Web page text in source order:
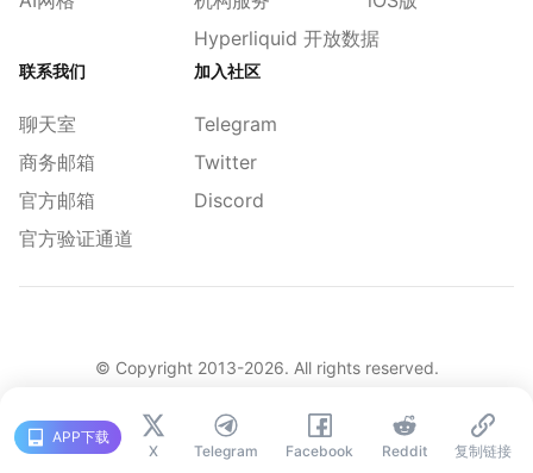
APP下载
X
Telegram Facebook Reddit 复制链接
Hyperliquid 开放数据
联系我们
聊天室
商务邮箱
官方邮箱
官方验证通道
加入社区
Telegram
Twitter
Discord
© Copyright 2013-2026. All rights reserved.
简体繁體 |旧版